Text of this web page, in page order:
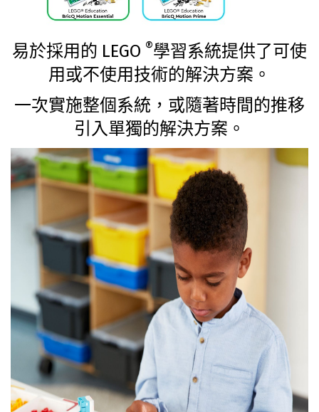
易於採用的 LEGO ®學習系統提供了可使
用或不使用技術的解決方案。
一次實施整個系統，或隨著時間的推移
引入單獨的解決方案。